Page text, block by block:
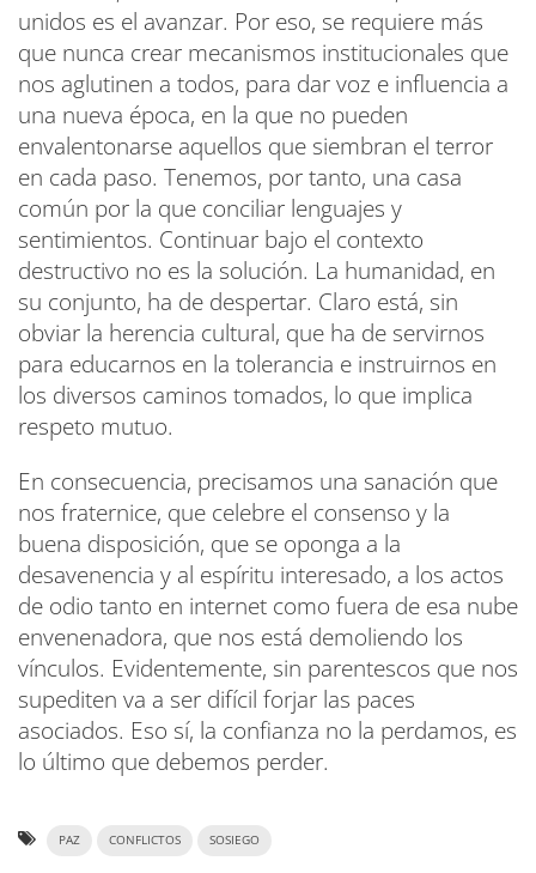
unidos es el avanzar. Por eso, se requiere más
que nunca crear mecanismos institucionales que
nos aglutinen a todos, para dar voz e influencia a
una nueva época, en la que no pueden
envalentonarse aquellos que siembran el terror
en cada paso. Tenemos, por tanto, una casa
común por la que conciliar lenguajes y
sentimientos. Continuar bajo el contexto
destructivo no es la solución. La humanidad, en
su conjunto, ha de despertar. Claro está, sin
obviar la herencia cultural, que ha de servirnos
para educarnos en la tolerancia e instruirnos en
los diversos caminos tomados, lo que implica
respeto mutuo.
En consecuencia, precisamos una sanación que
nos fraternice, que celebre el consenso y la
buena disposición, que se oponga a la
desavenencia y al espíritu interesado, a los actos
de odio tanto en internet como fuera de esa nube
envenenadora, que nos está demoliendo los
vínculos. Evidentemente, sin parentescos que nos
supediten va a ser difícil forjar las paces
asociados. Eso sí, la confianza no la perdamos, es
lo último que debemos perder.
PAZ CONFLICTOS SOSIEGO